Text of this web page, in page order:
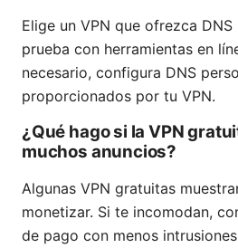
Elige un VPN que ofrezca
prueba con herramientas en
necesario, configura DNS
proporcionados por tu VPN.
¿Qué hago si la VPN
muchos anuncios?
Algunas VPN gratuitas
monetizar. Si te incomodan,
de pago con menos